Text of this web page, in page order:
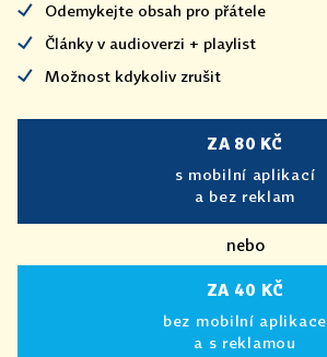
Odemykejte obsah pro přátele
Články v audioverzi + playlist
Možnost kdykoliv zrušit
ZA 80 KČ
s mobilní aplikací
a bez reklam
nebo
ZA 40 KČ
bez mobilní aplikace
a s reklamou